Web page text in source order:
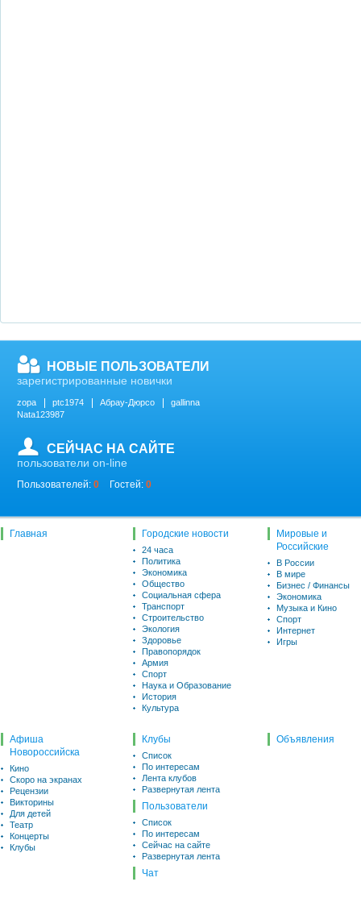
НОВЫЕ ПОЛЬЗОВАТЕЛИ
зарегистрированные новички
zopa ptc1974 Абрау-Дюрсо
gallinna
Nata123987
СЕЙЧАС НА САЙТЕ
пользователи on-line
Пользователей: 0 Гостей: 0
Главная Городские новости
24 часа
Политика
Экономика
Общество
Социальная сфера
Транспорт
Строительство
Экология
Здоровье
Правопорядок
Армия
Спорт
Наука и Образование
История
Культура
Мировые и
Российские
В России
В мире
Бизнес / Финансы
Экономика
Музыка и Кино
Спорт
Интернет
Игры
Афиша
Новороссийска
Кино
Скоро на экранах
Рецензии
Викторины
Для детей
Театр
Концерты
Клубы
Клубы
Список
По интересам
Лента клубов
Развернутая лента
Пользователи
Список
По интересам
Сейчас на сайте
Развернутая лента
Чат
Объявления